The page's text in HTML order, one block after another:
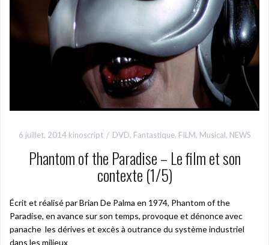
6 juillet, 2014 kinoscript DVD, Fantastique, FILM, Musical, NEWS
Phantom of the Paradise – Le film et son
contexte (1/5)
Écrit et réalisé par Brian De Palma en 1974, Phantom of the
Paradise, en avance sur son temps, provoque et dénonce avec
panache les dérives et excès à outrance du système industriel
dans les milieux